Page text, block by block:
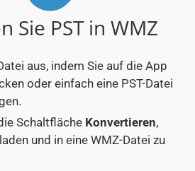
Sie PST in WMZ
aus, indem Sie auf die App
oder einfach eine PST-Datei
Schaltfläche Konvertieren,
und in eine WMZ-Datei zu